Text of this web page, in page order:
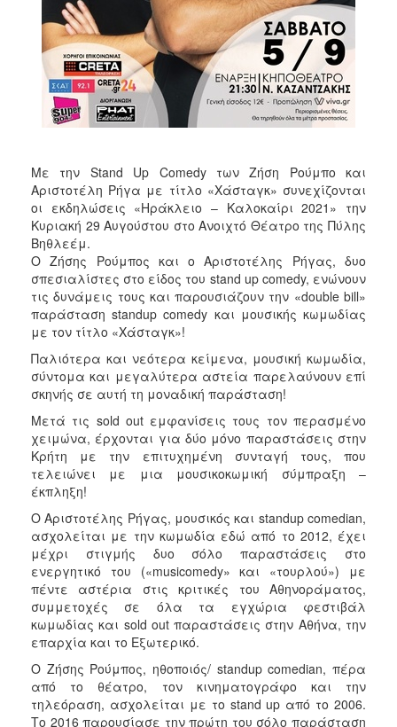
Με την Stand Up Comedy των Ζήση Ρούμπο και
Αριστοτέλη Ρήγα με τίτλο «Χάσταγκ» συνεχίζονται
οι εκδηλώσεις «Ηράκλειο – Καλοκαίρι 2021» την
Κυριακή 29 Αυγούστου στο Ανοιχτό Θέατρο της Πύλης
Βηθλεέμ.
Ο Ζήσης Ρούμπος και ο Αριστοτέλης Ρήγας, δυο
σπεσιαλίστες στο είδος του stand up comedy, ενώνουν
τις δυνάμεις τους και παρουσιάζουν την «double bill»
παράσταση standup comedy και μουσικής κωμωδίας
με τον τίτλο «Χάσταγκ»!
Παλιότερα και νεότερα κείμενα, μουσική κωμωδία,
σύντομα και μεγαλύτερα αστεία παρελαύνουν επί
σκηνής σε αυτή τη μοναδική παράσταση!
Μετά τις sold out εμφανίσεις τους τον περασμένο
χειμώνα, έρχονται για δύο μόνο παραστάσεις στην
Κρήτη με την επιτυχημένη συνταγή τους, που
τελειώνει με μια μουσικοκωμική σύμπραξη –
έκπληξη!
Ο Αριστοτέλης Ρήγας, μουσικός και standup comedian,
ασχολείται με την κωμωδία εδώ από το 2012, έχει
μέχρι στιγμής δυο σόλο παραστάσεις στο
ενεργητικό του («musicomedy» και «τουρλού») με
πέντε αστέρια στις κριτικές του Αθηνοράματος,
συμμετοχές σε όλα τα εγχώρια φεστιβάλ
κωμωδίας και sold out παραστάσεις στην Αθήνα, την
επαρχία και το Εξωτερικό.
Ο Ζήσης Ρούμπος, ηθοποιός/ standup comedian, πέρα
από το θέατρο, τον κινηματογράφο και την
τηλεόραση, ασχολείται με το stand up από το 2006.
Το 2016 παρουσίασε την πρώτη του σόλο παράσταση